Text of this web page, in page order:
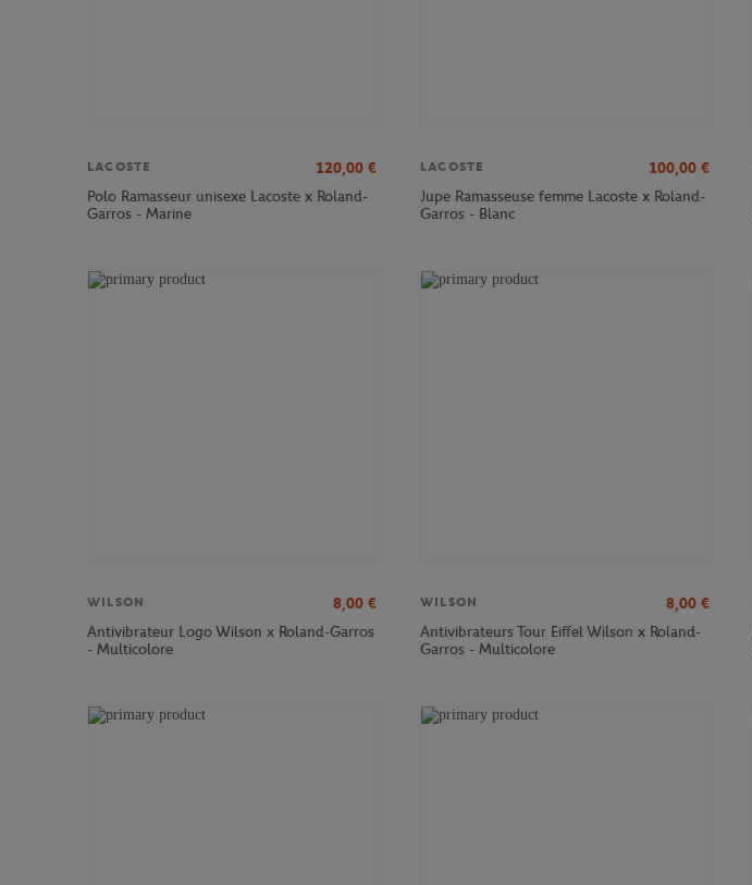
LACOSTE 120,00 €
Polo Ramasseur unisexe Lacoste x Roland-
Garros - Marine
LACOSTE 100,00 €
Jupe Ramasseuse femme Lacoste x Roland-
Garros - Blanc
WILSON 8,00 €
Antivibrateur Logo Wilson x Roland-Garros
- Multicolore
WILSON 8,00 €
Antivibrateurs Tour Eiffel Wilson x Roland-
Garros - Multicolore